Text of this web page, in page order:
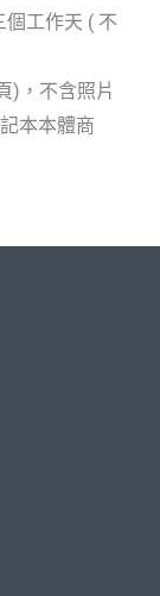
工作天 ( 不
)，不含照片
本本體商